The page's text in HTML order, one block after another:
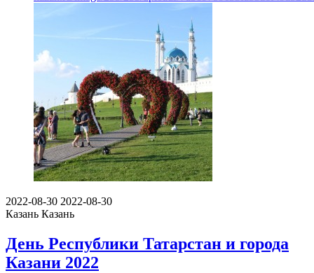
2022-08-30 2022-08-30
Казань Казань
День Республики Татарстан и города
Казани 2022